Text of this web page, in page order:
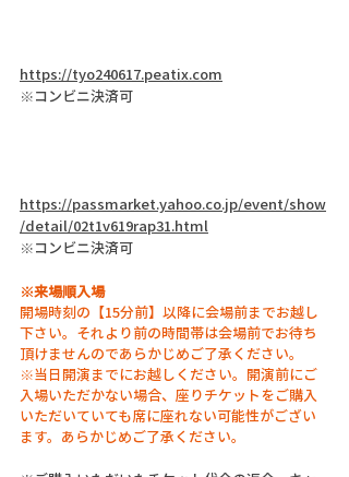
https://tyo240617.peatix.com
※コンビニ決済可
https://passmarket.yahoo.co.jp/event/show
/detail/02t1v619rap31.html
※コンビニ決済可
※来場順入場
開場時刻の【15分前】以降に会場前までお越し
下さい。それより前の時間帯は会場前でお待ち
頂けませんのであらかじめご了承ください。
※当日開演までにお越しください。開演前にご
入場いただかない場合、座りチケットをご購入
いただいていても席に座れない可能性がござい
ます。あらかじめご了承ください。